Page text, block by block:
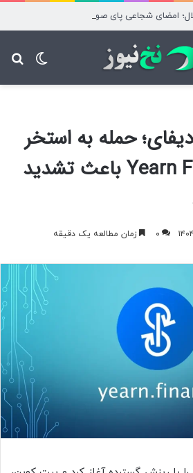
حمله به استخر
پلتفرم Yearn Finance باعث تشدید
۰ زمان مطالعه یک دقیقه